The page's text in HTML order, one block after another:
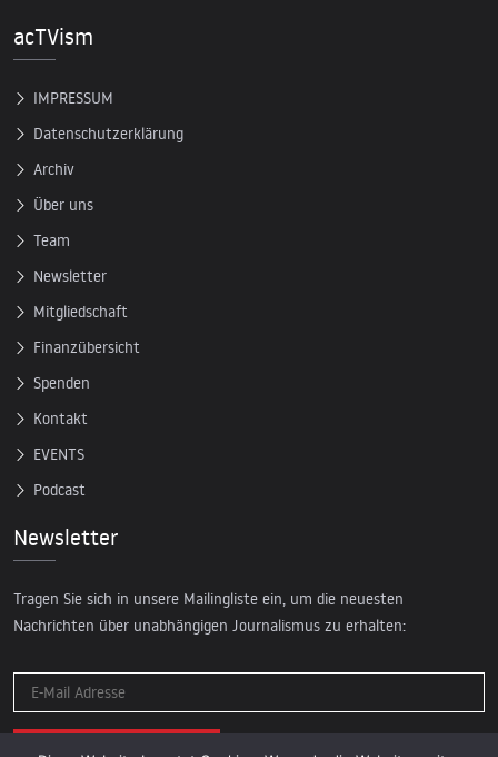
acTVism
IMPRESSUM
Datenschutzerklärung
Archiv
Über uns
Team
Newsletter
Mitgliedschaft
Finanzübersicht
Spenden
Kontakt
EVENTS
Podcast
Newsletter
Tragen Sie sich in unsere Mailingliste ein, um die neuesten
Nachrichten über unabhängigen Journalismus zu erhalten: